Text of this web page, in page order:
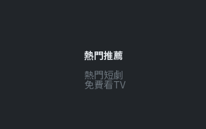
熱門推薦
熱門短劇
免費看TV